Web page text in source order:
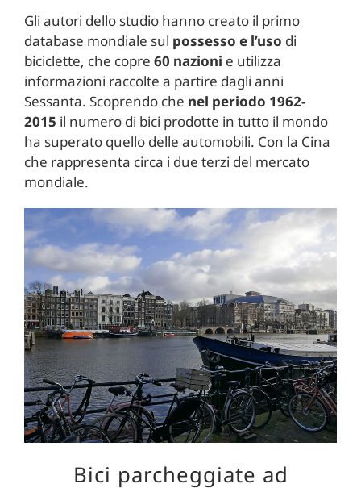
Gli autori dello studio hanno creato il primo
database mondiale sul possesso e l’uso di
biciclette, che copre 60 nazioni e utilizza
informazioni raccolte a partire dagli anni
Sessanta. Scoprendo che nel periodo 1962-
2015 il numero di bici prodotte in tutto il mondo
ha superato quello delle automobili. Con la Cina
che rappresenta circa i due terzi del mercato
mondiale.
Bici parcheggiate ad